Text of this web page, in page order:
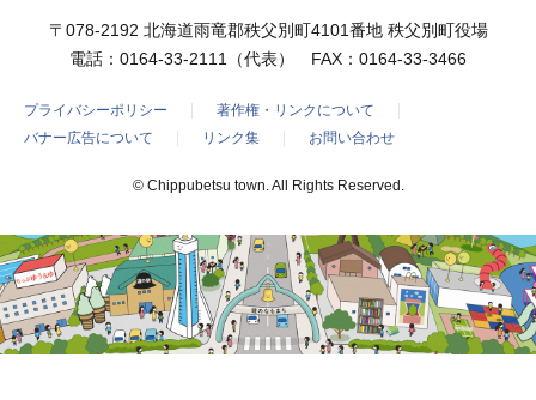
〒078-2192 北海道雨竜郡秩父別町4101番地 秩父別町役場
電話： 0164-33-2111 （代表） FAX：0164-33-3466
プライバシーポリシー
著作権・リンクについて
バナー広告について
リンク集 お問い合わせ
© Chippubetsu town. All Rights Reserved.